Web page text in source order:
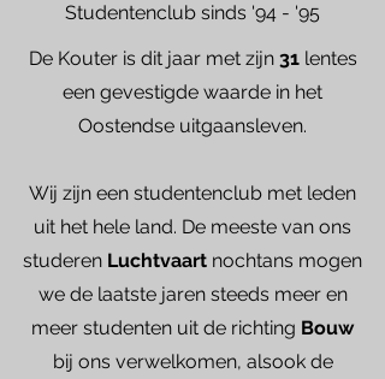
Studentenclub sinds '94 - '95
De Kouter is dit jaar met zijn 31lentes
een gevestigde waarde in het
Oostendse uitgaansleven.
Wij zijn een studentenclub met leden
uit het hele land. De meeste van ons
studeren Luchtvaart nochtans mogen
we de laatste jaren steeds meer en
meer studenten uit de richting Bouw
bij ons verwelkomen, alsook de